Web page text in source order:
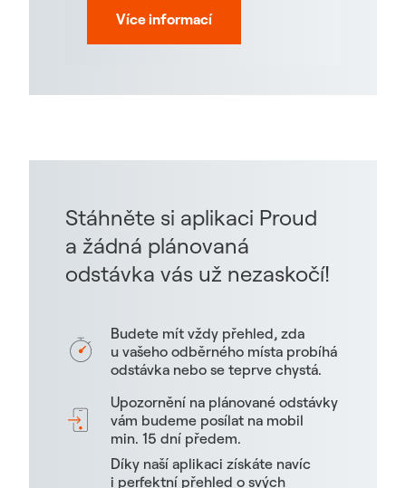
Více informací
Stáhněte si aplikaci Proud
a žádná plánovaná
odstávka vás už nezaskočí!
Budete mít vždy přehled, zda
u vašeho odběrného místa probíhá
odstávka nebo se teprve chystá.
Upozornění na plánované odstávky
vám budeme posílat na mobil
min. 15 dní předem.
Díky naší aplikaci získáte navíc
i perfektní přehled o svých